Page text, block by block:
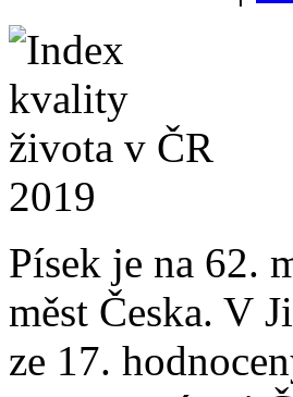
Písek je na 62.
měst Česka. V
ze 17.